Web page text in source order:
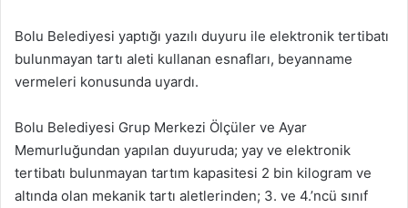
Bolu Belediyesi yaptığı yazılı duyuru ile elektronik tertibatı
bulunmayan tartı aleti kullanan esnafları, beyanname
vermeleri konusunda uyardı.
Bolu Belediyesi Grup Merkezi Ölçüler ve Ayar
Memurluğundan yapılan duyuruda; yay ve elektronik
tertibatı bulunmayan tartım kapasitesi 2 bin kilogram ve
altında olan mekanik tartı aletlerinden; 3. ve 4.’ncü sınıf